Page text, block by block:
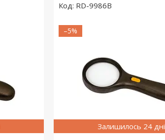
RD-9986B
Залишилось 24 дні
–5%